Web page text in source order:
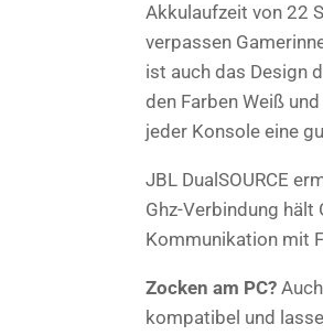
Akkulaufzeit von 22
verpassen
ist auch das Design
den Farben Weiß
jeder Konsole eine
JBL DualSOURCE
Ghz-Verbindung
Kommunikation mit
Zocken am PC?
kompatibel und